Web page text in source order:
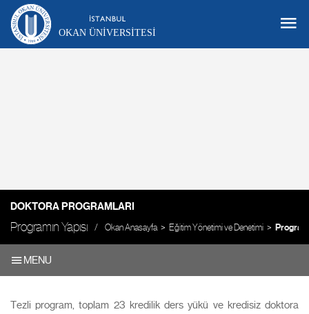
OKAN ÜNIVERSITESI
DOKTORA PROGRAMLARI
Programın Yapısı Okan Anasayfa Eğitim Yönetimi ve Denetimi
MENU
Tezli program, toplam 23 kredilik ders yükü ve kredisiz doktora